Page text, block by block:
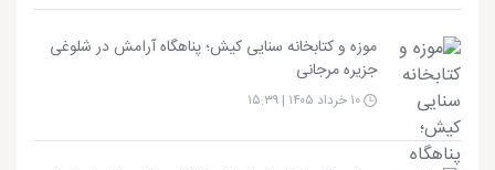
موزه و کتابخانه سنایی کیش؛ پناهگاه آرامش در شلوغی
جزیره مرجانی